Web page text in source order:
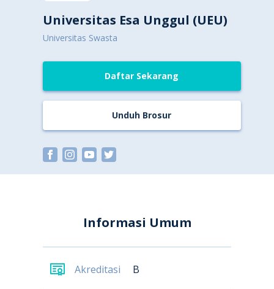
Universitas Esa Unggul (UEU)
Universitas Swasta
Daftar Sekarang
Unduh Brosur
Informasi Umum
Akreditasi B